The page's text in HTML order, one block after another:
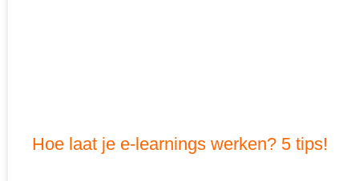
Hoe laat je e-learnings werken? 5 tips!